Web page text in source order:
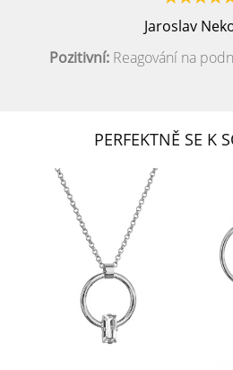
Jaroslav
Pozitivní:Reagování na
PERFEKTNĚ SE K